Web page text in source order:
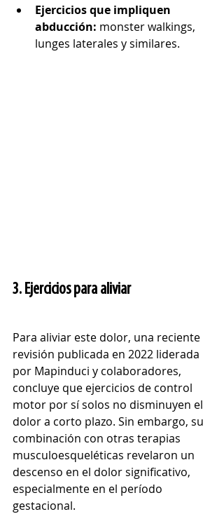
Ejercicios que impliquen
abducción: monster walkings,
lunges laterales y similares.
3. Ejercicios para aliviar
Para aliviar este dolor, una reciente
revisión publicada en 2022 liderada
por Mapinduci y colaboradores,
concluye que ejercicios de control
motor por sí solos no disminuyen el
dolor a corto plazo. Sin embargo, su
combinación con otras terapias
musculoesqueléticas revelaron un
descenso en el dolor significativo,
especialmente en el período
gestacional.